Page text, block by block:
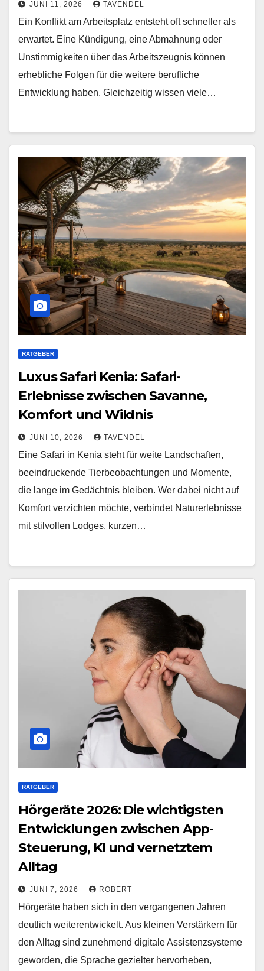
JUNI 11, 2026 TAVENDEL
Ein Konflikt am Arbeitsplatz entsteht oft schneller als
erwartet. Eine Kündigung, eine Abmahnung oder
Unstimmigkeiten über das Arbeitszeugnis können
erhebliche Folgen für die weitere berufliche
Entwicklung haben. Gleichzeitig wissen viele…
RATGEBER
Luxus Safari Kenia: Safari-
Erlebnisse zwischen Savanne,
Komfort und Wildnis
JUNI 10, 2026 TAVENDEL
Eine Safari in Kenia steht für weite Landschaften,
beeindruckende Tierbeobachtungen und Momente,
die lange im Gedächtnis bleiben. Wer dabei nicht auf
Komfort verzichten möchte, verbindet Naturerlebnisse
mit stilvollen Lodges, kurzen…
RATGEBER
Hörgeräte 2026: Die wichtigsten
Entwicklungen zwischen App-
Steuerung, KI und vernetztem
Alltag
JUNI 7, 2026 ROBERT
Hörgeräte haben sich in den vergangenen Jahren
deutlich weiterentwickelt. Aus kleinen Verstärkern für
den Alltag sind zunehmend digitale Assistenzsysteme
geworden, die Sprache gezielter hervorheben,